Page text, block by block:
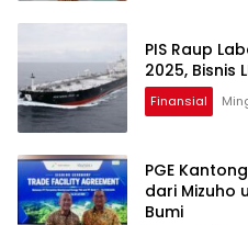
PIS Raup
2025, Bisnis
Finansial
PGE
dari Mizuho
Bumi